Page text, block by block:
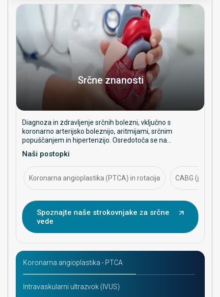
Srčne znanosti
Diagnoza in zdravljenje srčnih bolezni, vključno s
koronarno arterijsko boleznijo, aritmijami, srčnim
popuščanjem in hipertenzijo. Osredotoča se na
preventivno oskrbo, intervencijske postopke in
dolgoročno obvladovanje srčnega zdravja.
Naši postopki
Koronarna angioplastika (PTCA) in rotacija CABG
Spoznajte naše strokovnjake za srčne
vede
Koronarna angioplastika - PTCA
Intravaskularni ultrazvok (IVUS)